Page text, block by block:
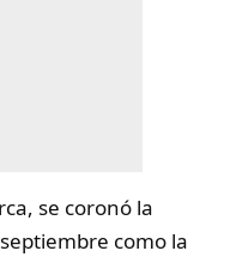
, se coronó la
como la